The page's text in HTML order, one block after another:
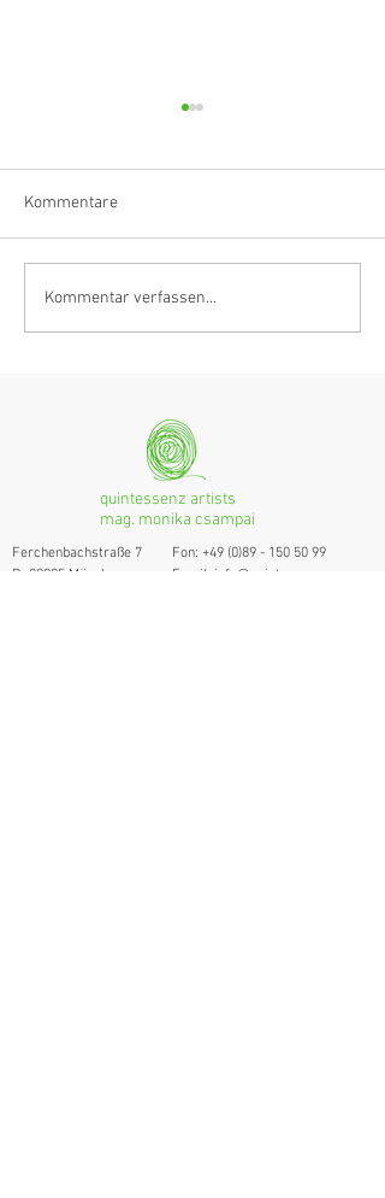
Anastasia Schmidlin:
Klarinettistin, Tonmeisterin,
Kommentare
Kommentar verfassen...
quintessenz artists
mag. monika csampai
Ferchenbachstraße 7
D- 80995 München
Fon: +49 (0)89 - 150 50 99
Email: info@quint-essenz.com